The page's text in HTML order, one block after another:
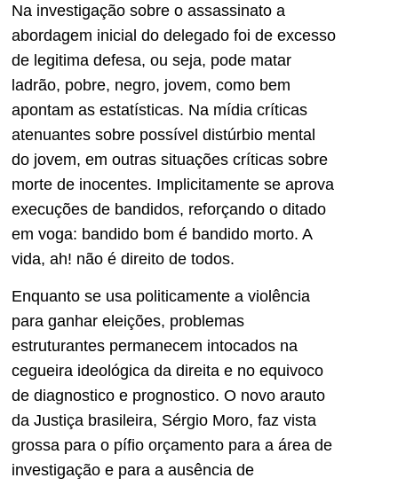
Na investigação sobre o assassinato a
abordagem inicial do delegado foi de excesso
de legitima defesa, ou seja, pode matar
ladrão, pobre, negro, jovem, como bem
apontam as estatísticas. Na mídia críticas
atenuantes sobre possível distúrbio mental
do jovem, em outras situações críticas sobre
morte de inocentes. Implicitamente se aprova
execuções de bandidos, reforçando o ditado
em voga: bandido bom é bandido morto. A
vida, ah! não é direito de todos.
Enquanto se usa politicamente a violência
para ganhar eleições, problemas
estruturantes permanecem intocados na
cegueira ideológica da direita e no equivoco
de diagnostico e prognostico. O novo arauto
da Justiça brasileira, Sérgio Moro, faz vista
grossa para o pífio orçamento para a área de
investigação e para a ausência de